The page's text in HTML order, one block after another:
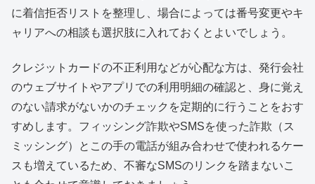
に着信拒否リストを整理し、場合によっては番号変更やキ
ャリアへの相談も選択肢に入れておくとよいでしょう。
クレジットカードの不正利用などが心配な方は、発行会社
のウェブサイトやアプリでの利用明細の確認と、身に覚え
のない請求がないかのチェックを定期的に行うことをおす
すめします。フィッシング詐欺やSMSを使った詐欺（ス
ミッシング）とこの手の電話が組み合わせで使われるケー
スも増えているため、不審なSMSのリンクを踏まないこ